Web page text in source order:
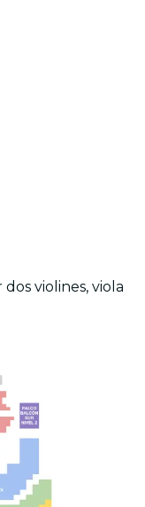
violines, viola